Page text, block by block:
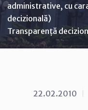
administrative, cu
decizională)
Transparență
22.02.2010